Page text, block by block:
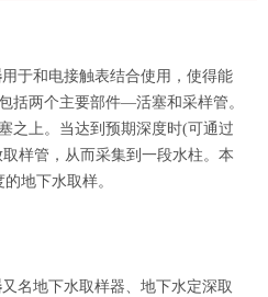
用于和电接触表结合使用，使得能
括两个主要部件—活塞和采样管。
之上。当达到预期深度时(可通过
样管，从而采集到一段水柱。本
地下水取样。
又名地下水取样器、地下水定深取